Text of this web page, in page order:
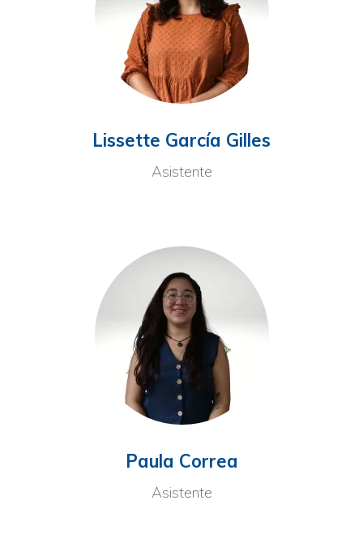
Lissette García Gilles
Asistente
Paula Correa
Asistente